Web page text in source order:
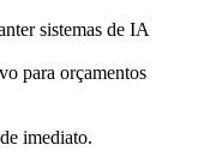
sistemas de IA
para orçamentos
imediato.